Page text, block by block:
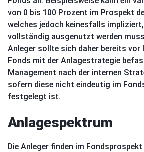
von 0 bis 100 Prozent im Prospekt
welches jedoch keinesfalls
vollständig ausgenutzt werden
Anleger sollte sich daher bereits vor
Fonds mit der Anlagestrategie
Management nach der internen
sofern diese nicht eindeutig im
festgelegt ist.
Anlagespektrum
Die Anleger finden im